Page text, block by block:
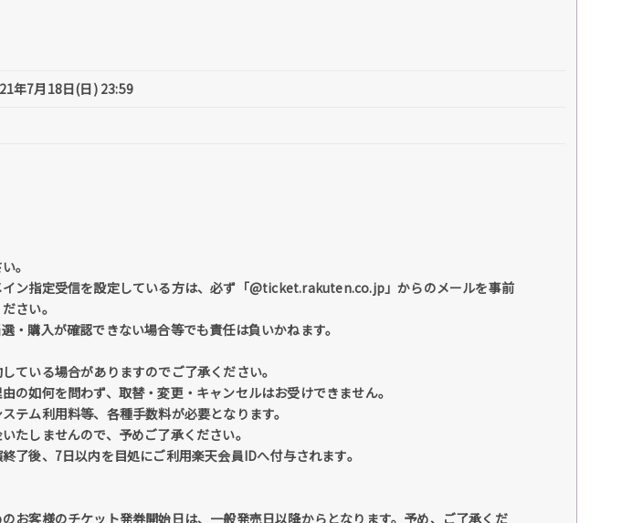
年7月18日(日) 23:59
。
ン指定受信を設定している方は、必ず「@ticket.rakuten.co.jp」からのメールを事前
さい。
・購入が確認できない場合等でも責任は負いかねます。
ている場合がありますのでご了承ください。
の如何を問わず、取替・変更・キャンセルはお受けできません。
テム利用料等、各種手数料が必要となります。
たしませんので、予めご了承ください。
了後、7日以内を目処にご利用楽天会員IDへ付与されます。
お客様のチケット発券開始日は、一般発売日以降からとなります。予め、ご了承くだ